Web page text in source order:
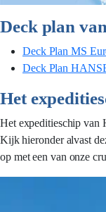
Deck plan
Deck Plan MS
Deck Plan
Het
Het expeditieschip
Kijk hieronder alvast
op met een van onze